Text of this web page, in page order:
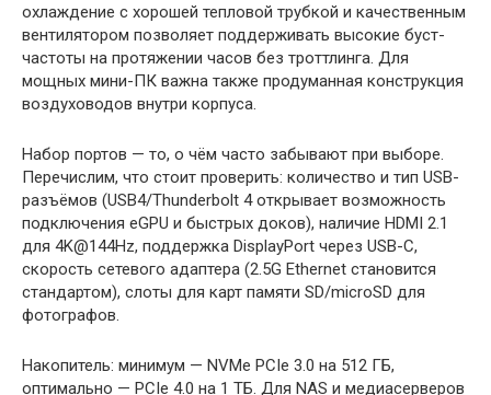
охлаждение с хорошей тепловой трубкой и качественным
вентилятором позволяет поддерживать высокие буст-
частоты на протяжении часов без троттлинга. Для
мощных мини-ПК важна также продуманная конструкция
воздуховодов внутри корпуса.
Набор портов — то, о чём часто забывают при выборе.
Перечислим, что стоит проверить: количество и тип USB-
разъёмов (USB4/Thunderbolt 4 открывает возможность
подключения eGPU и быстрых доков), наличие HDMI 2.1
для 4K@144Hz, поддержка DisplayPort через USB-C,
скорость сетевого адаптера (2.5G Ethernet становится
стандартом), слоты для карт памяти SD/microSD для
фотографов.
Накопитель: минимум — NVMe PCIe 3.0 на 512 ГБ,
оптимально — PCIe 4.0 на 1 ТБ. Для NAS и медиасерверов